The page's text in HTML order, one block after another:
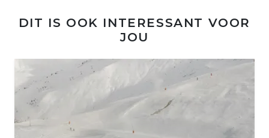
DIT IS OOK INTERESSANT VOOR
JOU